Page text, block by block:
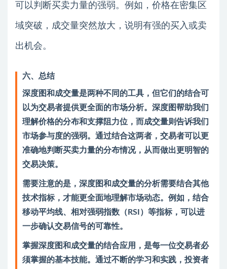
可以判断买卖力量的强弱。例如，价格在密集区
域突破，成交量突然放大，说明有强的买入或卖
出机会。
六、总结
深度图和成交量是两种不同的工具，但它们的结合可
以为交易者提供更全面的市场分析。深度图帮助我们
理解价格的分布和支撑阻力位，而成交量则告诉我们
市场参与度的强弱。通过结合这两者，交易者可以更
准确地判断买卖力量的分布情况，从而做出更明智的
交易决策。
需要注意的是，深度图和成交量的分析需要结合其他
技术指标，才能更全面地理解市场动态。例如，结合
移动平均线、相对强弱指数（RSI）等指标，可以进
一步确认交易信号的可靠性。
掌握深度图和成交量的结合应用，是每一位交易者必
须掌握的基本技能。通过不断的学习和实践，投资者